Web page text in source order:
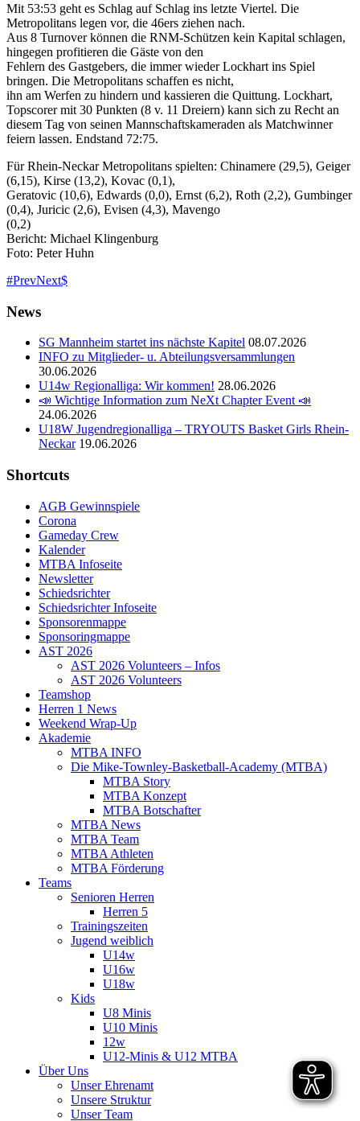
Mit 53:53 geht es Schlag auf Schlag ins letzte Viertel. Die
Metropolitans legen vor, die 46ers ziehen nach.
Aus 8 Turnover können die RNM-Schützen kein Kapital schlagen,
hingegen profitieren die Gäste von den
Fehlern des Gastgebers, die immer wieder Lockhart ins Spiel
bringen. Die Metropolitans schaffen es nicht,
ihn am Werfen zu hindern und kassieren die Quittung. Lockhart,
Topscorer mit 30 Punkten (8 v. 11 Dreiern) kann sich zu Recht an
diesem Tag von seinen Mannschaftskameraden als Matchwinner
feiern lassen. Endstand 72:75.
Für Rhein-Neckar Metropolitans spielten: Chinamere (29,5), Geiger
(6,15), Kirse (13,2), Kovac (0,1),
Geratovic (10,6), Edwards (0,0), Ernst (6,2), Roth (2,2), Gumbinger
(0,4), Juricic (2,6), Evisen (4,3), Mavengo
(0,2)
Bericht: Michael Klingenburg
Foto: Peter Huhn
PrevNext
News
SG Mannheim startet ins nächste Kapitel 08.07.2026
INFO zu Mitglieder- u. Abteilungsversammlungen
30.06.2026
U14w Regionalliga: Wir kommen! 28.06.2026
📣 Wichtige Information zum NeXt Chapter Event 📣
24.06.2026
U18W Jugendregionalliga – TRYOUTS Basket Girls Rhein-
Neckar 19.06.2026
Shortcuts
AGB Gewinnspiele
Corona
Gameday Crew
Kalender
MTBA Infoseite
Newsletter
Schiedsrichter
Schiedsrichter Infoseite
Sponsorenmappe
Sponsoringmappe
AST 2026
AST 2026 Volunteers – Infos
AST 2026 Volunteers
Teamshop
Herren 1 News
Weekend Wrap-Up
Akademie
MTBA INFO
Die Mike-Townley-Basketball-Academy (MTBA)
MTBA Story
MTBA Konzept
MTBA Botschafter
MTBA News
MTBA Team
MTBA Athleten
MTBA Förderung
Teams
Senioren Herren
Herren 5
Trainingszeiten
Jugend weiblich
U14w
U16w
U18w
Kids
U8 Minis
U10 Minis
12w
U12-Minis & U12 MTBA
Über Uns
Unser Ehrenamt
Unsere Struktur
Unser Team